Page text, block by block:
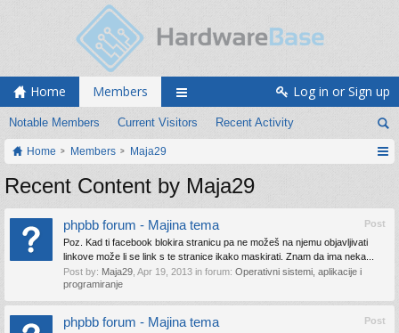
Home Members
Notable Members Current Visitors Recent Activity
Log in or Sign up
Home Members Maja29
Recent Content by Maja29
Post
phpbb forum - Majina tema
Poz. Kad ti facebook blokira stranicu pa ne možeš na njemu objavljivati
linkove može li se link s te stranice ikako maskirati. Znam da ima neka...
Post by: Maja29 Apr 19, 2013 in forum: Operativni sistemi, aplikacije i
programiranje
Post
phpbb forum - Majina tema